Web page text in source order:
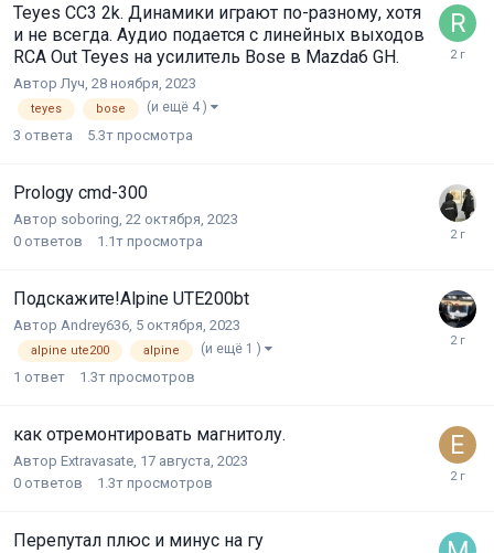
Teyes CC3 2k. Динамики играют по-разному, хотя
и не всегда. Аудио подается с линейных выходов
RCA Out Teyes на усилитель Bose в Mazda6 GH.
Автор Луч 28 ноября, 2023
teyes bose (и ещё 4 )
3 ответа 5.3т просмотра
Prology cmd-300
Автор soboring, 22 октября, 2023
0 ответов 1.1т просмотра
Подскажите!Alpine UTE200bt
Автор Andrey636, 5 октября, 2023
alpine ute200 alpine (и ещё 1 )
1 ответ 1.3т просмотров
как отремонтировать магнитолу.
Автор Extravasate, 17 августа, 2023
0 ответов 1.3т просмотров
Перепутал плюс и минус на гу